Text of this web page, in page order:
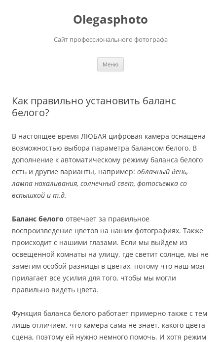
Olegasphoto
Сайт профессионального фотографа
Меню
Как правильно установить баланс
белого?
В настоящее время ЛЮБАЯ цифровая камера оснащена
возможностью выбора параметра балансом белого. В
дополнение к автоматическому режиму баланса белого
есть и другие варианты, например: облачный день,
лампа накаливания, солнечный свет, фотосъемка со
вспышкой и т.д.
Баланс белого отвечает за правильное
воспроизведение цветов на наших фотографиях. Также
происходит с нашими глазами. Если мы выйдем из
освещенной комнаты на улицу, где светит солнце, мы не
заметим особой разницы в цветах, потому что наш мозг
прилагает все усилия для того, чтобы мы могли
правильно видеть цвета.
Функция баланса белого работает примерно также с тем
лишь отличием, что камера сама не знает, какого цвета
сцена, поэтому ей нужно немного помочь. И хотя режим